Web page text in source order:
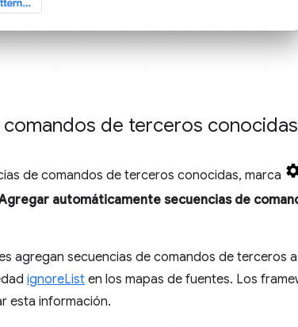
de terceros conocidas
de comandos de terceros conocidas, marca
automáticamente secuencias de
agregan secuencias de comandos de terceros
ignoreList en los mapas de fuentes. Los
esta información.